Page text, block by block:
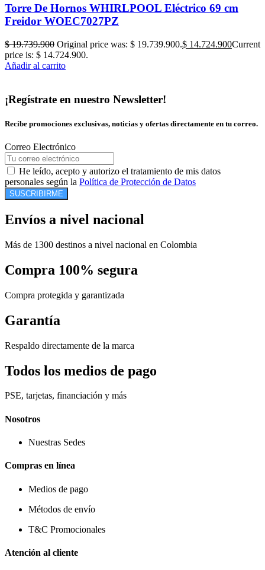
Torre De Hornos WHIRLPOOL Eléctrico 69 cm
Freidor WOEC7027PZ
$19.739.900 Original price was: $ 19.739.900.$ 14.724.900Current
price is: $ 14.724.900.
Añadir al carrito
¡Regístrate en nuestro Newsletter!
Recibe promociones exclusivas, noticias y ofertas directamente en tu correo.
Correo Electrónico
He leído, acepto y autorizo el tratamiento de mis datos
personales según la Política de Protección de Datos
SUSCRIBIRME
Envíos a nivel nacional
Más de 1300 destinos a nivel nacional en Colombia
Compra 100% segura
Compra protegida y garantizada
Garantía
Respaldo directamente de la marca
Todos los medios de pago
PSE, tarjetas, financiación y más
Nosotros
Nuestras Sedes
Compras en línea
Medios de pago
Métodos de envío
T&C Promocionales
Atención al cliente